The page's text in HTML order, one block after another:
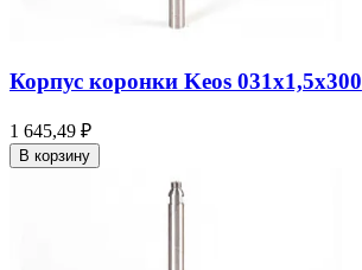
Корпус коронки Keos 031x1,5x300
1 645,49 ₽
В корзину